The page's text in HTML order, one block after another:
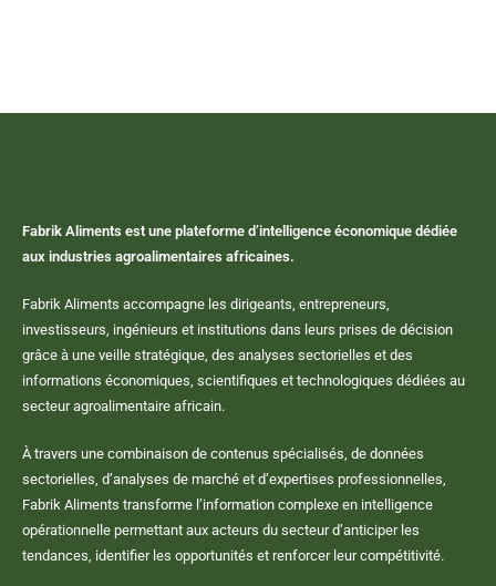
Fabrik Aliments est une plateforme d’intelligence économique dédiée
aux industries agroalimentaires africaines.
Fabrik Aliments accompagne les dirigeants, entrepreneurs,
investisseurs, ingénieurs et institutions dans leurs prises de décision
grâce à une veille stratégique, des analyses sectorielles et des
informations économiques, scientifiques et technologiques dédiées au
secteur agroalimentaire africain.
À travers une combinaison de contenus spécialisés, de données
sectorielles, d’analyses de marché et d’expertises professionnelles,
Fabrik Aliments transforme l’information complexe en intelligence
opérationnelle permettant aux acteurs du secteur d’anticiper les
tendances, identifier les opportunités et renforcer leur compétitivité.